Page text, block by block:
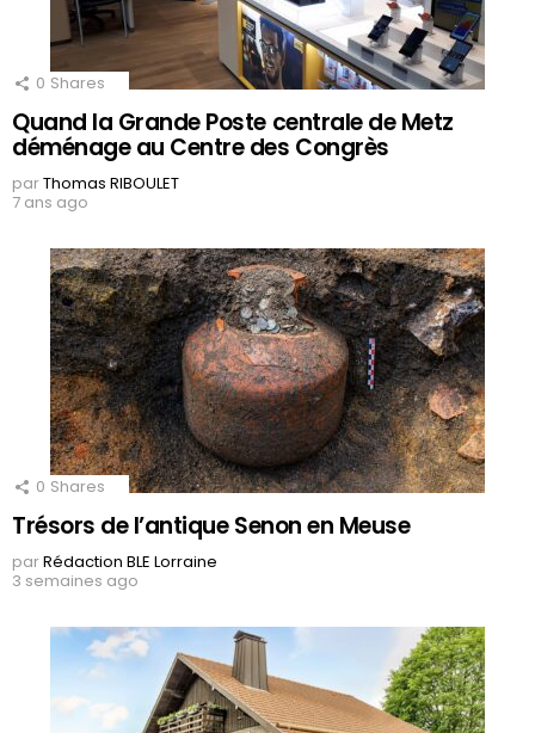
0 Shares
Quand la Grande Poste centrale de Metz
déménage au Centre des Congrès
parThomas RIBOULET
7 ans ago
0 Shares
Trésors de l’antique Senon en Meuse
parRédaction BLE Lorraine
3 semaines ago